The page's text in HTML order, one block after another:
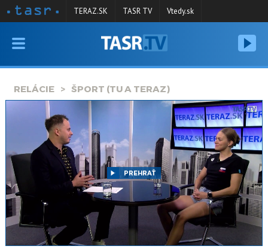
VYSIELANIE
SPRAVODAJSTVO
KONTAKT
ARCHÍV
TERAZ.SK TASR TV Vtedy.sk
RELÁCIE ŠPORT (TU A TERAZ)
PREHRAŤ